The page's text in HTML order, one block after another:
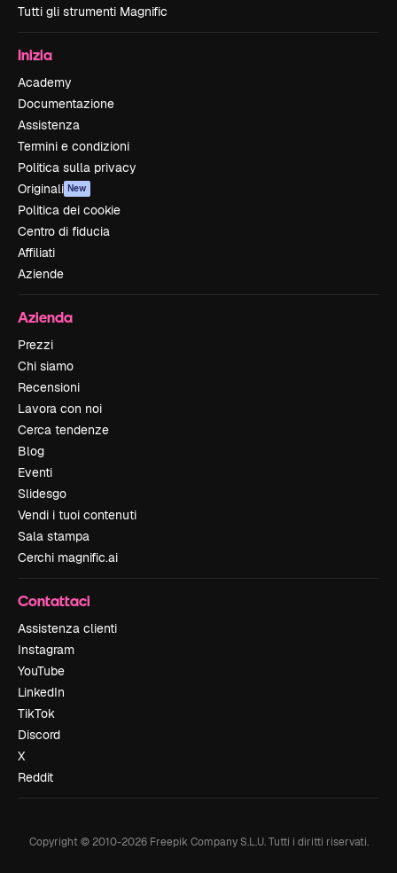
Tutti gli strumenti Magnific
Inizia
Academy
Documentazione
Assistenza
Termini e condizioni
Politica sulla privacy
Originali New
Politica dei cookie
Centro di fiducia
Affiliati
Aziende
Azienda
Prezzi
Chi siamo
Recensioni
Lavora con noi
Cerca tendenze
Blog
Eventi
Slidesgo
Vendi i tuoi contenuti
Sala stampa
Cerchi magnific.ai
Contattaci
Assistenza clienti
Instagram
YouTube
LinkedIn
TikTok
Discord
X
Reddit
Copyright © 2010-2026Freepik Company S.L.U. Tutti i diritti riservati.